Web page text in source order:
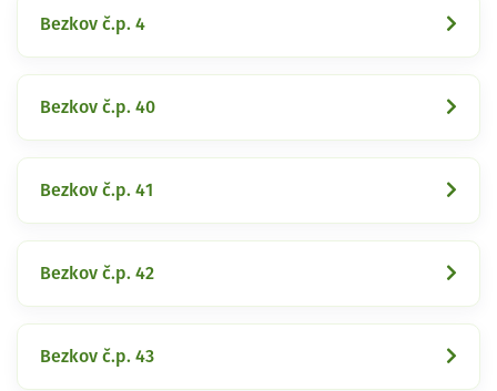
Bezkov č.p. 4
Bezkov č.p. 40
Bezkov č.p. 41
Bezkov č.p. 42
Bezkov č.p. 43